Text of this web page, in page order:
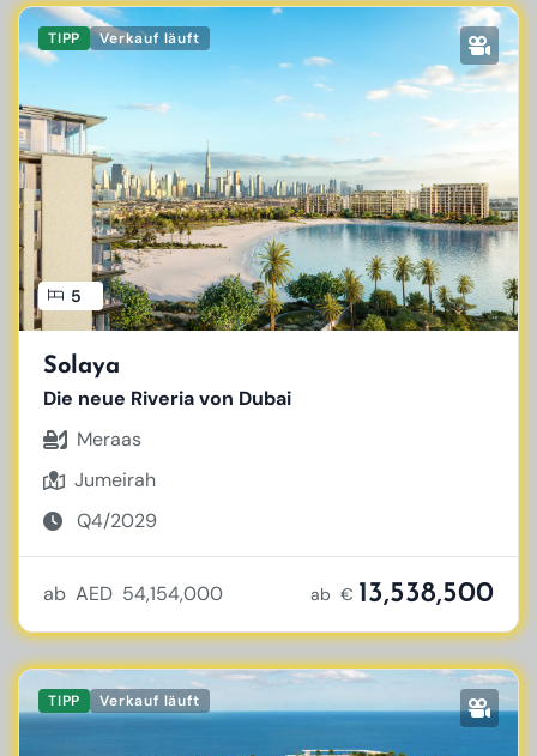
TIPP Verkauf läuft
5
Solaya
Die neue Riveria von Dubai
Meraas
Jumeirah
Q4/2029
ab AED 54,154,000 ab € 13,538,500
TIPP Verkauf läuft